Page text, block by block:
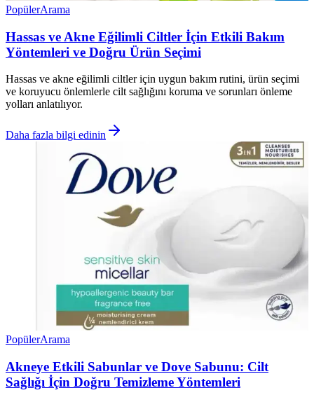
PopülerArama
Hassas ve Akne Eğilimli Ciltler İçin Etkili Bakım
Yöntemleri ve Doğru Ürün Seçimi
Hassas ve akne eğilimli ciltler için uygun bakım rutini, ürün seçimi
ve koruyucu önlemlerle cilt sağlığını koruma ve sorunları önleme
yolları anlatılıyor.
Daha fazla bilgi edinin
PopülerArama
Akneye Etkili Sabunlar ve Dove Sabunu: Cilt
Sağlığı İçin Doğru Temizleme Yöntemleri